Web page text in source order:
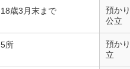
18歳3月末まで
預か
公立
5所
預か
立